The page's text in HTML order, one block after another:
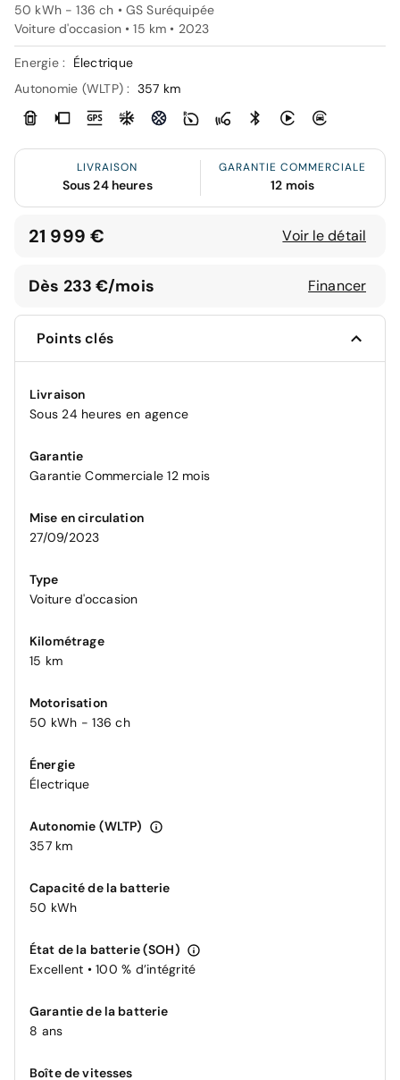
50 kWh - 136 ch • GS Suréquipée
Voiture d'occasion • 15 km • 2023
Energie :
Électrique
Autonomie (WLTP) : 357 km
LIVRAISON
Sous 24 heures
GARANTIE COMMERCIALE
12 mois
21 999 € Voir le détail
Dès 233 €/mois Financer
Points clés
Livraison
Sous 24 heures en agence
Garantie
Garantie Commerciale 12 mois
Mise en circulation
27/09/2023
Type
Voiture d'occasion
Kilométrage
15 km
Motorisation
50 kWh - 136 ch
Énergie
Électrique
Autonomie (WLTP)
357 km
Capacité de la batterie
50 kWh
État de la batterie (SOH)
Excellent • 100 % d’intégrité
Garantie de la batterie
8 ans
Boîte de vitesses